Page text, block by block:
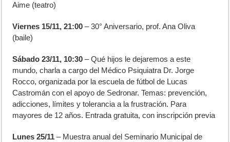
Aime (teatro)
Viernes 15/11, 21:00 – 30° Aniversario, prof. Ana Oliva
(baile)
Sábado 23/11, 10:30 – Qué hijos le dejaremos a este
mundo, charla a cargo del Médico Psiquiatra Dr. Jorge
Rocco, organizada por la escuela de fútbol de Lucas
Castromán con el apoyo de Sedronar. Temas: prevención,
adicciones, límites y tolerancia a la frustración. Para
mayores de 12 años. Entrada gratuita, con inscripción previa
Lunes 25/11 – Muestra anual del Seminario Municipal de